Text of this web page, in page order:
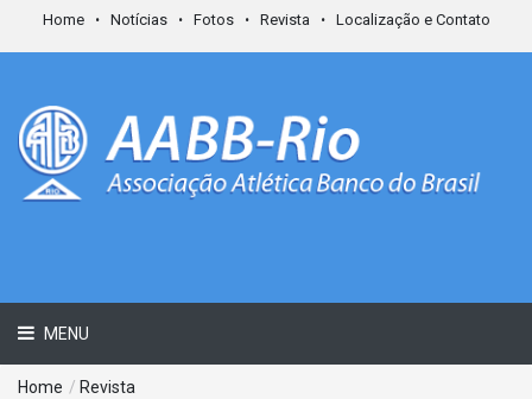
Home Notícias Fotos Revista Localização e Contato
MENU
Home / Revista